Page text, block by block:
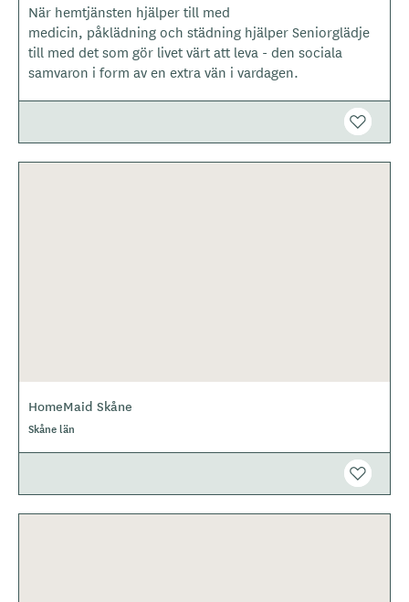
o
y
e
När hemtjänsten hjälper till med
medicin, påklädning och städning hjälper Seniorglädje
till med det som gör livet värt att leva - den sociala
samvaron i form av en extra vän i vardagen.
HomeMaid Skåne
Skåne län